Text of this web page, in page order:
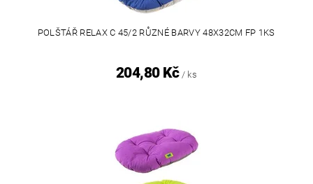
POLŠTÁŘ RELAX C 45/2 RŮZNÉ BARVY 48X32CM FP 1KS
204,80 Kč / ks